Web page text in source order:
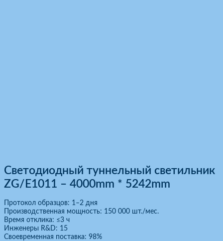
Светодиодный туннельный светильник
ZG/E1011 – 4000mm * 5242mm
Протокол образцов: 1–2 дня
Производственная мощность: 150 000 шт./мес.
Время отклика: ≤3 ч
Инженеры R&D: 15
Своевременная поставка: 98%